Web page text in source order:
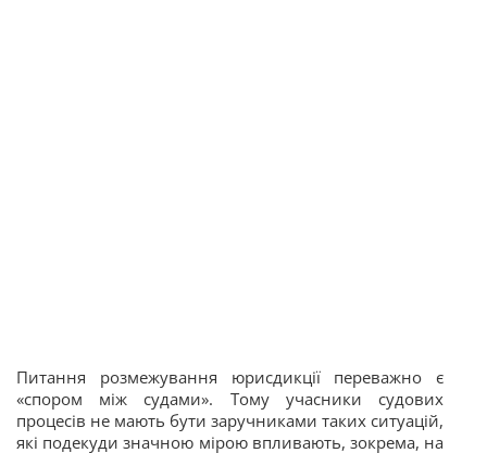
Питання розмежування юрисдикції переважно є
«спором між судами». Тому учасники судових
процесів не мають бути заручниками таких ситуацій,
які подекуди значною мірою впливають, зокрема, на